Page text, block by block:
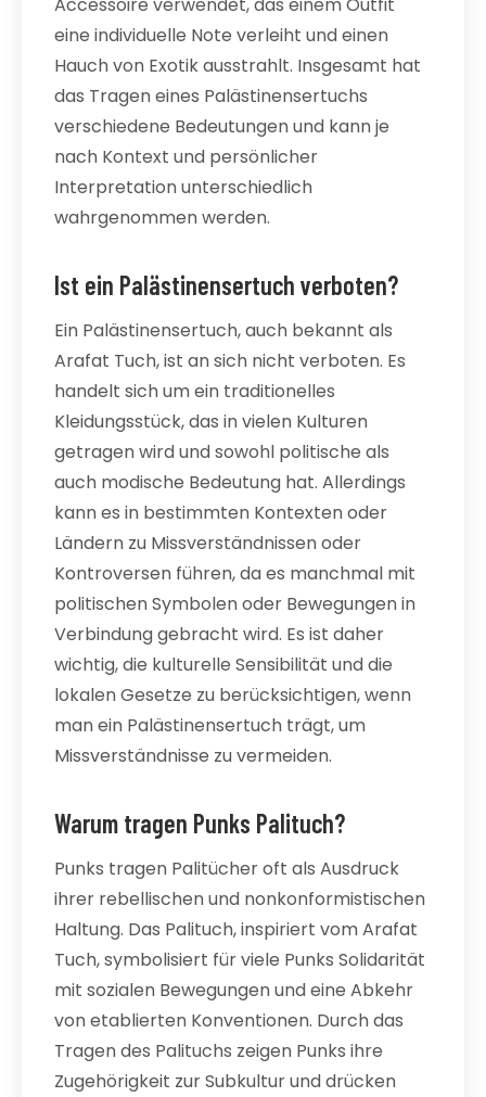
eine individuelle Note verleiht und einen
Hauch von Exotik ausstrahlt. Insgesamt hat
das Tragen eines Palästinensertuchs
verschiedene Bedeutungen und kann je
nach Kontext und persönlicher
Interpretation unterschiedlich
wahrgenommen werden.
Ist ein Palästinensertuch verboten?
Ein Palästinensertuch, auch bekannt als
Arafat Tuch, ist an sich nicht verboten. Es
handelt sich um ein traditionelles
Kleidungsstück, das in vielen Kulturen
getragen wird und sowohl politische als
auch modische Bedeutung hat. Allerdings
kann es in bestimmten Kontexten oder
Ländern zu Missverständnissen oder
Kontroversen führen, da es manchmal mit
politischen Symbolen oder Bewegungen in
Verbindung gebracht wird. Es ist daher
wichtig, die kulturelle Sensibilität und die
lokalen Gesetze zu berücksichtigen, wenn
man ein Palästinensertuch trägt, um
Missverständnisse zu vermeiden.
Warum tragen Punks Palituch?
Punks tragen Palitücher oft als Ausdruck
ihrer rebellischen und nonkonformistischen
Haltung. Das Palituch, inspiriert vom Arafat
Tuch, symbolisiert für viele Punks Solidarität
mit sozialen Bewegungen und eine Abkehr
von etablierten Konventionen. Durch das
Tragen des Palituchs zeigen Punks ihre
Zugehörigkeit zur Subkultur und drücken